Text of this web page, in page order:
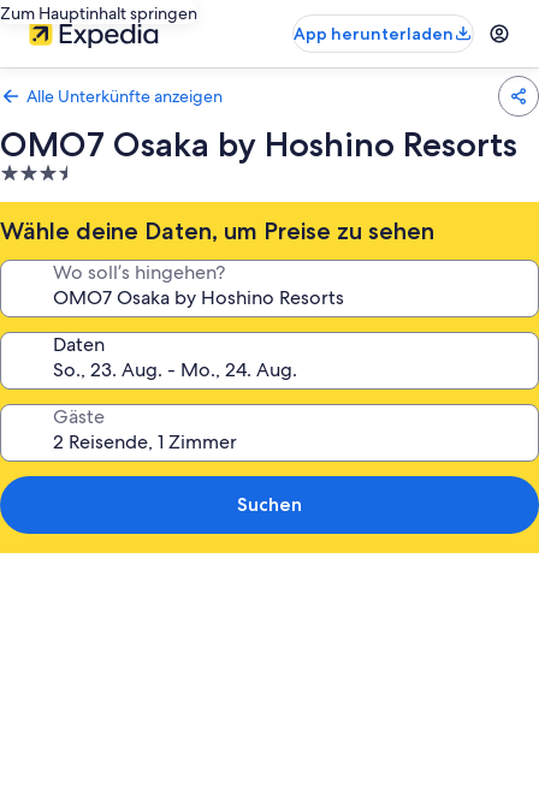
Zum Hauptinhalt springen
App herunterladen
Alle Unterkünfte anzeigen
OMO7 Osaka by Hoshino Resorts
3.5-
Sterne-
Unterkunft
Wähle deine Daten, um Preise zu sehen
Wo soll’s hingehen?
Daten
Gäste
Suchen